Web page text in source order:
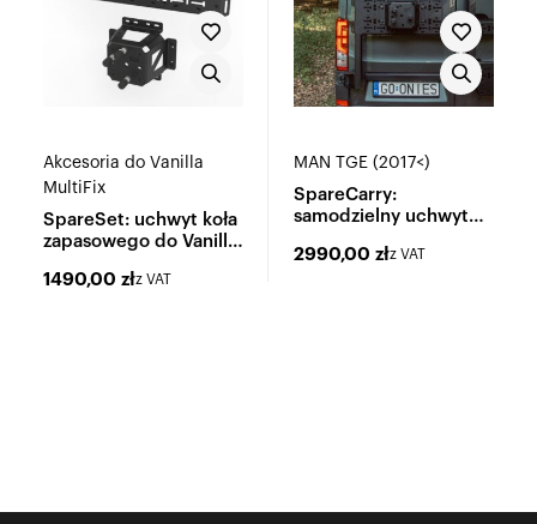
Akcesoria do Vanilla
MultiFix
SpareSet: uchwyt koła
zapasowego do Vanilla
1490,00 złz VAT
MAN TGE (2017<)
SpareCarry:
samodzielny uchwyt
2990,00 złz VAT